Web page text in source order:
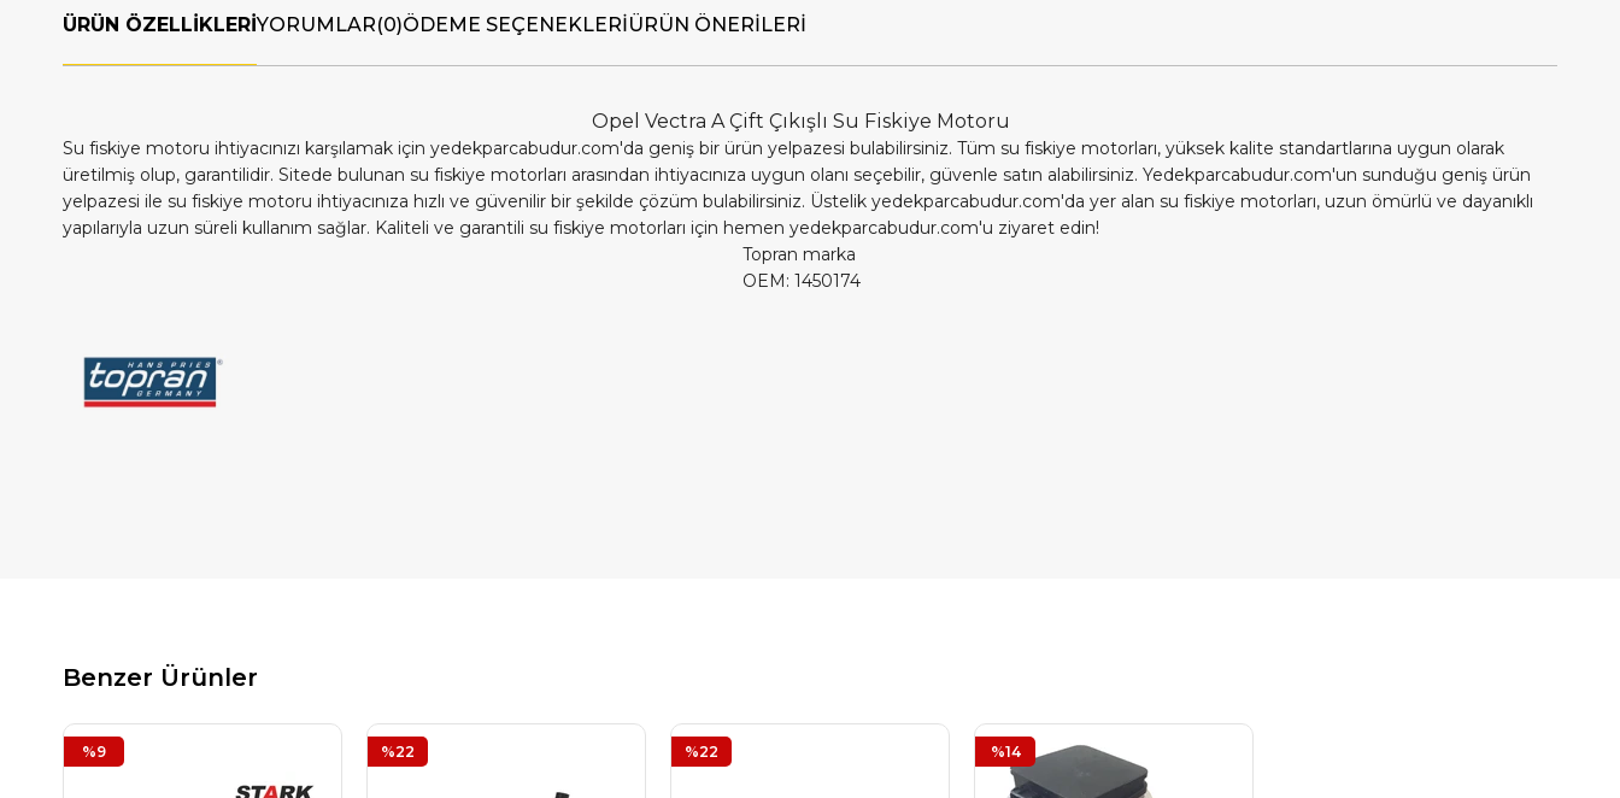
ÜRÜN ÖZELLIKLERIYORUMLAR(0)ÖDEME SEÇENEKLERIÜRÜN ÖNERILERI
Opel Vectra A Çift Çıkışlı Su Fiskiye Motoru
Su fiskiye motoru ihtiyacınızı karşılamak için yedekparcabudur.com'da geniş bir ürün yelpazesi bulabilirsiniz. Tüm su fiskiye motorları, yüksek kalite standartlarına uygun olarak
üretilmiş olup, garantilidir. Sitede bulunan su fiskiye motorları arasından ihtiyacınıza uygun olanı seçebilir, güvenle satın alabilirsiniz. Yedekparcabudur.com'un sunduğu geniş ürün
yelpazesi ile su fiskiye motoru ihtiyacınıza hızlı ve güvenilir bir şekilde çözüm bulabilirsiniz. Üstelik yedekparcabudur.com'da yer alan su fiskiye motorları, uzun ömürlü ve dayanıklı
yapılarıyla uzun süreli kullanım sağlar. Kaliteli ve garantili su fiskiye motorları için hemen yedekparcabudur.com'u ziyaret edin!
Topran marka
​​​​OEM: 1450174
Benzer Ürünler
%9 %22 %22 %14